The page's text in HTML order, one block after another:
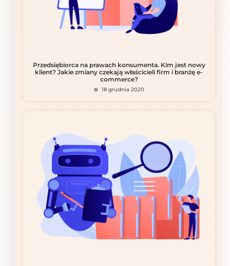
Przedsiębiorca na prawach konsumenta. Kim jest nowy
klient? Jakie zmiany czekają właścicieli firm i branżę e-
commerce?
18 grudnia 2020